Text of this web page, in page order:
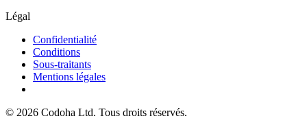
Légal
Confidentialité
Conditions
Sous-traitants
Mentions légales
© 2026 Codoha Ltd. Tous droits réservés.